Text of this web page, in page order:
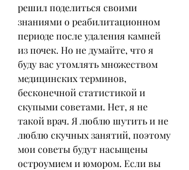
решил поделиться своими
знаниями о реабилитационном
периоде после удаления камней
из почек. Но не думайте, что я
буду вас утомлять множеством
медицинских терминов,
бесконечной статистикой и
скупыми советами. Нет, я не
такой врач. Я люблю шутить и не
люблю скучных занятий, поэтому
мои советы будут насыщены
остроумием и юмором. Если вы